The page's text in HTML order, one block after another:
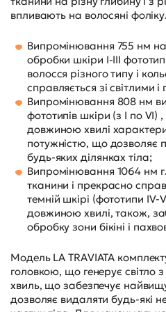
впливають на волосяні
Випромінювання 755 нм
обробки шкіри I-III
волосся різного типу і
справляється зі світлими
Випромінювання 808 нм
фототипів шкіри (з I по VI)
довжиною хвилі
потужністю, що дозволяє
будь-яких ділянках тіла;
Випромінювання 1064 нм
тканини і прекрасно
темній шкірі (фототипи IV-
довжиною хвилі, також,
обробку зони бікіні і
Модель LA TRAVIATA
головкою, що генерує світло
хвиль, що забезпечує найвищу
дозволяє видаляти будь-які